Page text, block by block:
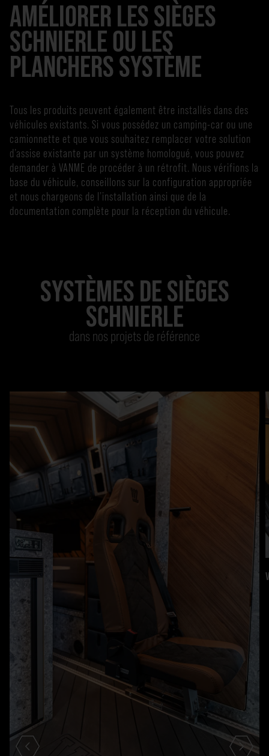
AMÉLIORER LES SIÈGES
SCHNIERLE OU LES
PLANCHERS SYSTÈME
Tous les produits peuvent également être installés dans des
véhicules existants. Si vous possédez un camping-car ou une
camionnette et que vous souhaitez remplacer votre solution
d’assise existante par un système homologué, vous pouvez
demander à VANME de procéder à un rétrofit. Nous vérifions la
base du véhicule, conseillons sur la configuration appropriée
et nous chargeons de l’installation ainsi que de la
documentation complète pour la réception du véhicule.
SYSTÈMES DE SIÈGES
SCHNIERLE
dans nos projets de référence